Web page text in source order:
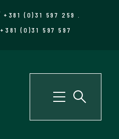
+381 (0)31 597 259
+381 (0)31 597 597